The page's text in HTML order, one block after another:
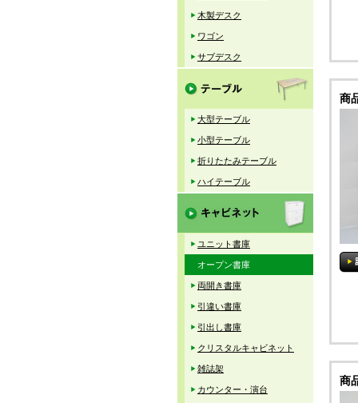
商
商
木製デスク
ワゴン
サブデスク
大型テーブル
小型テーブル
折りたたみテーブル
ハイテーブル
ユニット書庫
オープン書庫
両開き書庫
引違い書庫
引出し書庫
クリスタルキャビネット
雑誌架
カウンター・演台